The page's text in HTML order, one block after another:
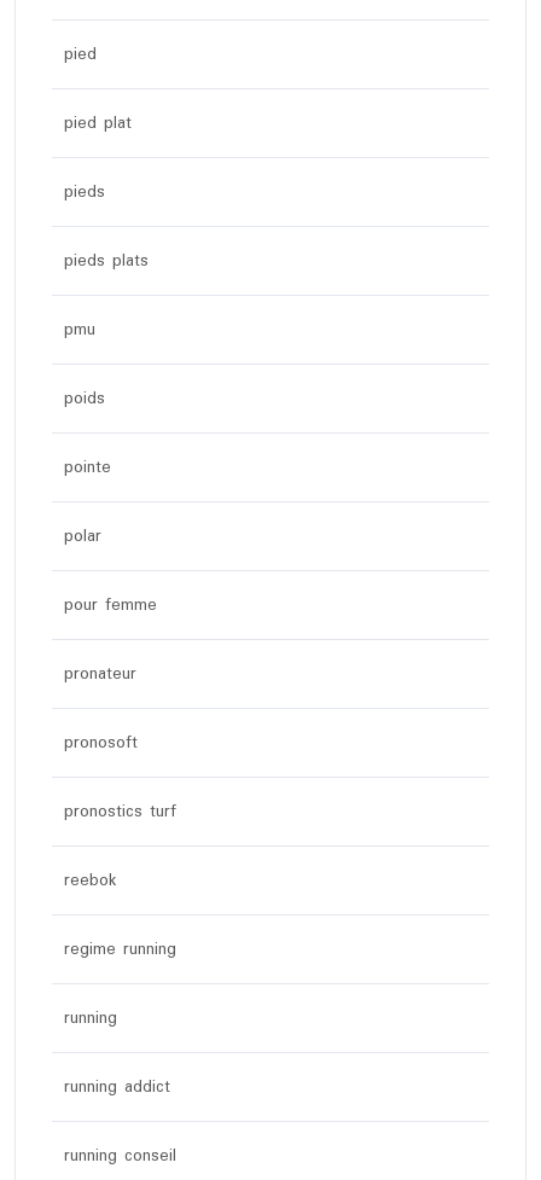
pied
pied plat
pieds
pieds plats
pmu
poids
pointe
polar
pour femme
pronateur
pronosoft
pronostics turf
reebok
regime running
running
running addict
running conseil